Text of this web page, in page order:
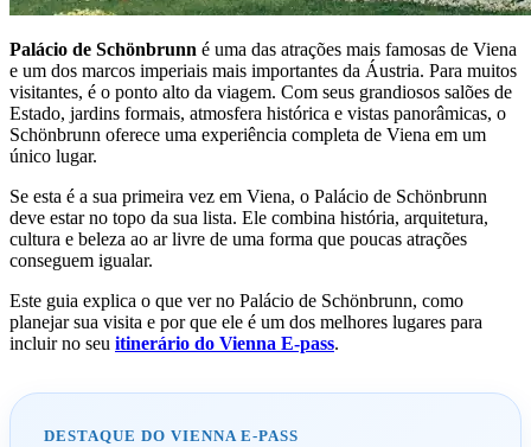
Palácio de Schönbrunn é uma das atrações mais famosas de Viena
e um dos marcos imperiais mais importantes da Áustria. Para muitos
visitantes, é o ponto alto da viagem. Com seus grandiosos salões de
Estado, jardins formais, atmosfera histórica e vistas panorâmicas, o
Schönbrunn oferece uma experiência completa de Viena em um
único lugar.
Se esta é a sua primeira vez em Viena, o Palácio de Schönbrunn
deve estar no topo da sua lista. Ele combina história, arquitetura,
cultura e beleza ao ar livre de uma forma que poucas atrações
conseguem igualar.
Este guia explica o que ver no Palácio de Schönbrunn, como
planejar sua visita e por que ele é um dos melhores lugares para
incluir no seu itinerário do Vienna E-pass.
DESTAQUE DO VIENNA E-PASS